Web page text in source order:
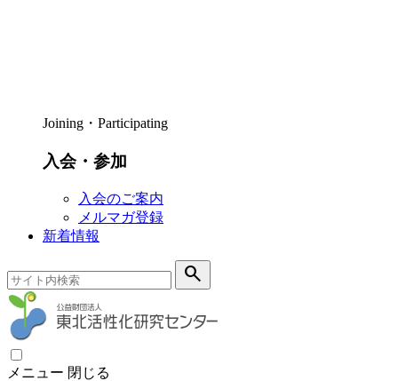
Joining・Participating
入会・参加
入会のご案内
メルマガ登録
新着情報
search
メニュー 閉じる